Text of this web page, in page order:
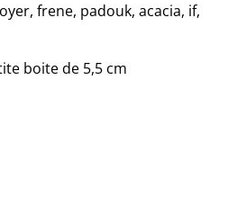
frene, padouk, acacia, if,
boite de 5,5 cm